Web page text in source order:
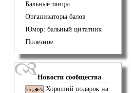
Бальные танцы
Организаторы балов
Юмор: бальный цитатник
Полезное
Новости сообщества
25 д�?к Хороший подарок на